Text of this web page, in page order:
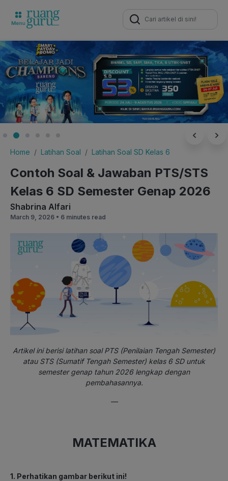
Search
for:
Home Latihan Soal Latihan Soal SD Kelas 6
Contoh Soal & Jawaban PTS/STS
Kelas 6 SD Semester Genap 2026
Shabrina Alfari
March 9, 2026 • 6 minutes read
Artikel ini berisi latihan soal PTS (Penilaian Tengah Semester)
atau STS (Sumatif Tengah Semester) kelas 6 SD untuk
semester genap tahun 2026 lengkap dengan
pembahasannya.
—
MATEMATIKA
1. Perhatikan gambar berikut ini!